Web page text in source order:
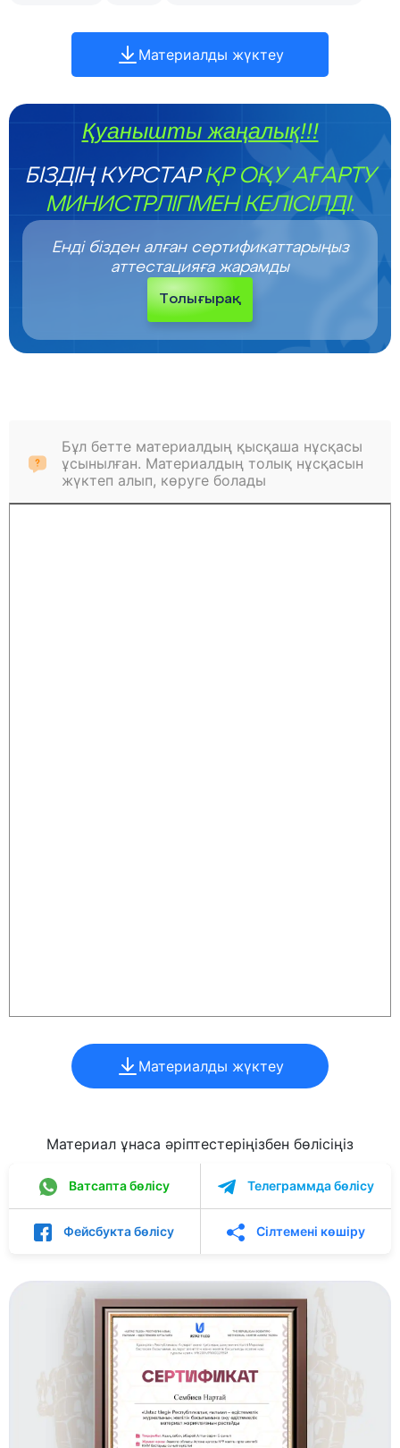
Материалды жүктеу
Қуанышты жаңалық!!!
БІЗДІҢ КУРСТАРҚР ОҚУ АҒАРТУ
МИНИСТРЛІГІМЕН КЕЛІСІЛДІ.
Енді бізден алған сертификаттарыңыз
аттестацияға жарамды
Толығырақ
Бұл бетте материалдың қысқаша нұсқасы
ұсынылған. Материалдың толық нұсқасын
жүктеп алып, көруге болады
Материалды жүктеу
Материал ұнаса әріптестеріңізбен бөлісіңіз
Ватсапта бөлісу Телеграммда бөлісу
Фейсбукта бөлісу Сілтемені көшіру